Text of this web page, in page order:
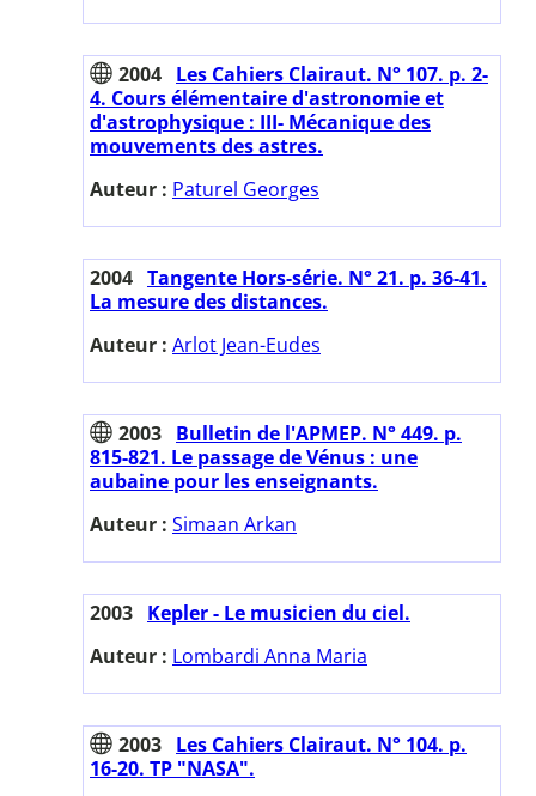
2004 Les Cahiers Clairaut. N° 107. p. 2-
4. Cours élémentaire d'astronomie et
d'astrophysique : III- Mécanique des
mouvements des astres.
Auteur : Paturel Georges
2004 Tangente Hors-série. N° 21. p. 36-41.
La mesure des distances.
Auteur : Arlot Jean-Eudes
2003 Bulletin de l'APMEP. N° 449. p.
815-821. Le passage de Vénus : une
aubaine pour les enseignants.
Auteur : Simaan Arkan
2003 Kepler - Le musicien du ciel.
Auteur : Lombardi Anna Maria
2003 Les Cahiers Clairaut. N° 104. p.
16-20. TP "NASA".